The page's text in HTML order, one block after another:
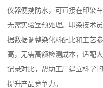
仪器便携防水，可直接在印染
无需实验室预处理。印染技术
据数据调整染化料配比和工艺
高，无需高额检测成本，适配
记录对比，帮助工厂建立科学
提升产品竞争力。